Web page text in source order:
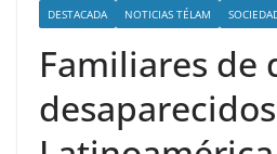
DESTACADA NOTICIAS TÉLAM
Familiares de